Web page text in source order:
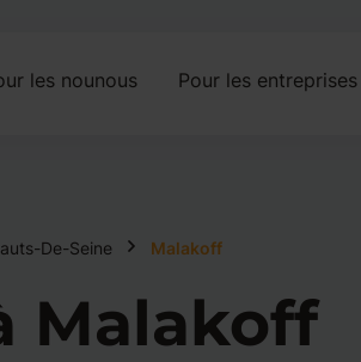
les nounous Pour les entreprises
De-Seine Malakoff
Malakoff